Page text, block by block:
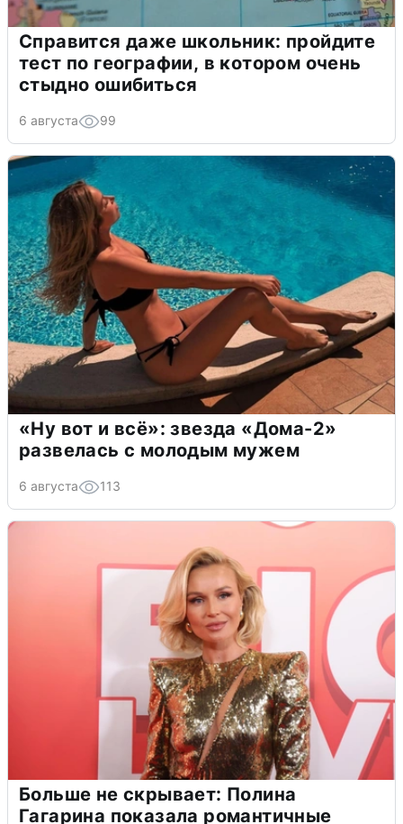
Справится даже школьник: пройдите
тест по географии, в котором очень
стыдно ошибиться
6 августа 99
«Ну вот и всё»: звезда «Дома-2»
развелась с молодым мужем
6 августа 113
Больше не скрывает: Полина
Гагарина показала романтичные